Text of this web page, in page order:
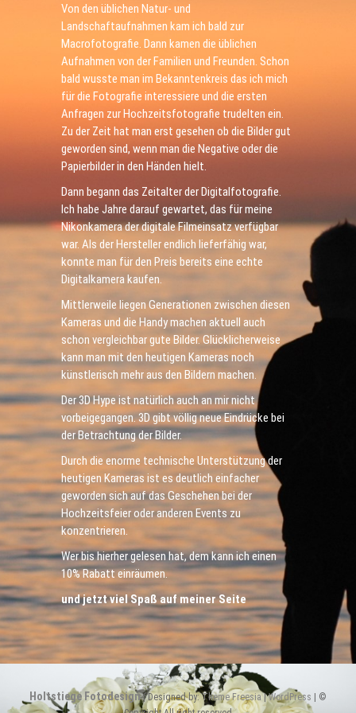
Von den üblichen Natur- und
Landschaftaufnahmen kam ich bald zur
Macrofotografie. Dann kamen die üblichen
Aufnahmen von der Familien und Freunden. Schon
bald wusste man im Bekanntenkreis das ich mich
für die Fotografie interessiere und die ersten
Anfragen zur Hochzeitsfotografie trudelten ein.
Zu der Zeit hat man erst gesehen ob die Bilder gut
geworden sind, wenn man die Negative oder die
Papierbilder in den Händen hielt.
Dann begann das Zeitalter der Digitalfotografie.
Ich habe Jahre darauf gewartet, das für meine
Nikonkamera der digitale Filmeinsatz verfügbar
war. Als der Hersteller endlich lieferfähig war,
konnte man für den Preis bereits eine echte
Digitalkamera kaufen.
Mittlerweile liegen Generationen zwischen diesen
Kameras und die Handy machen aktuell auch
schon vergleichbar gute Bilder. Glücklicherweise
kann man mit den heutigen Kameras noch
künstlerisch mehr aus den Bildern machen.
Der 3D Hype ist natürlich auch an mir nicht
vorbeigegangen. 3D gibt völlig neue Eindrücke bei
der Betrachtung der Bilder.
Durch die enorme technische Unterstützung der
heutigen Kameras ist es deutlich einfacher
geworden sich auf das Geschehen bei der
Hochzeitsfeier oder anderen Events zu
konzentrieren.
Wer bis hierher gelesen hat, dem kann ich einen
10% Rabatt einräumen.
und jetzt viel Spaß auf meiner Seite
Holtstiege Fotodesign| Designed by:Theme Freesia |WordPress
| ©